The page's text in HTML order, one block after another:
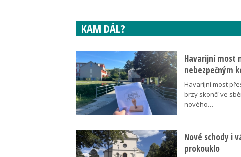
KAM DÁL?
Havarijní most
nebezpečným
Havarijní most
brzy skončí ve
nového…
Nové schody i
prokouklo